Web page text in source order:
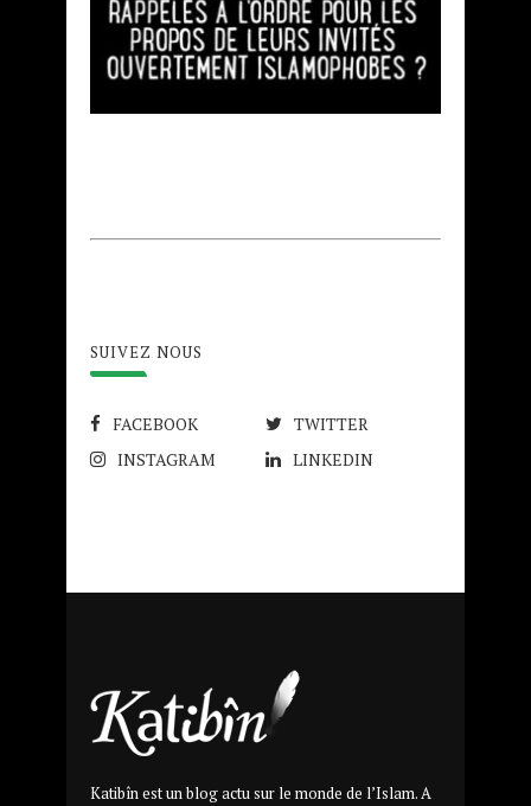
SUIVEZ NOUS
FACEBOOK
TWITTER
INSTAGRAM
LINKEDIN
Katibîn est un blog actu sur le monde de l’Islam. A